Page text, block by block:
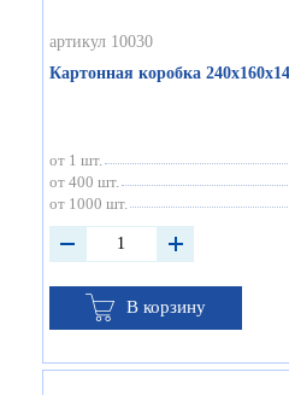
артикул 10030
Картонная коробка
от 1 шт.
от 400 шт.
от 1000 шт.
В корзину